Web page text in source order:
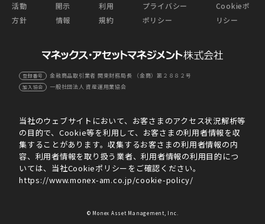
登録番号 金融商品取引業者 関東財務局長 （金商）第２８８２号
加入協会 一般社団法人 資産運用業協会
活動
方針
開示
情報
利用
規約
プライバシー
ポリシー
Cookieポ
リシー
当社のウェブサイトにおいて、お客さまのアクセス状況解析等
の目的で、Cookie等を利用して、お客さまの利用者情報を収
集することがあります。収集するお客さまの利用者情報の内
容、利用者情報を取り扱う業者、利用者情報の利用目的につ
いては、当社Cookieポリシーをご確認ください。
https://www.monex-am.co.jp/cookie-policy/
© Monex Asset Management, Inc.